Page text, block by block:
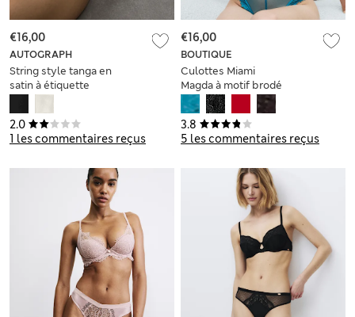
2.0
1 les commentaires reçus
AUTOGRAPH
String style tanga en
satin à étiquette
€16,00
3.8
5 les commentaires reçus
BOUTIQUE
Culottes Miami
Magda à motif brodé
€16,00